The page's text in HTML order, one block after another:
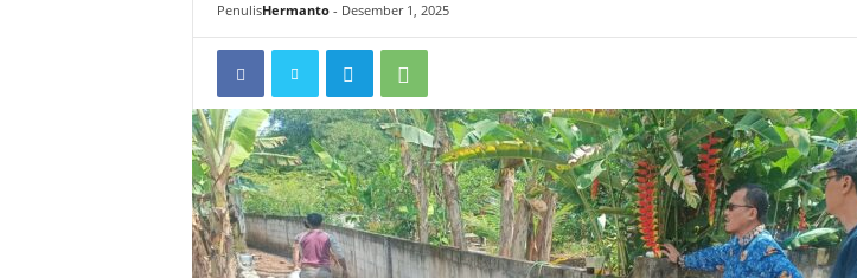
PenulisHermanto- Desember 1, 2025